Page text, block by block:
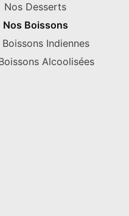
Nos Desserts
Nos Boissons
Boissons Indiennes
Alcoolisées